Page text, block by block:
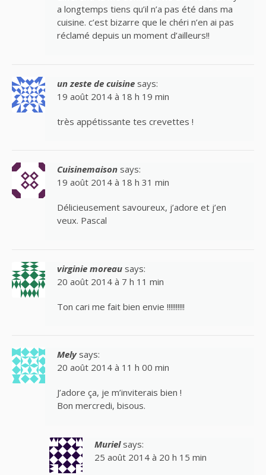
a longtemps tiens qu’il n’a pas été dans ma
cuisine. c’est bizarre que le chéri n’en ai pas
réclamé depuis un moment d’ailleurs!!
un zeste de cuisine says:
19 août 2014 à 18 h 19 min
très appétissante tes crevettes !
Cuisinemaison says:
19 août 2014 à 18 h 31 min
Délicieusement savoureux, j’adore et j’en
veux. Pascal
virginie moreau says:
20 août 2014 à 7 h 11 min
Ton cari me fait bien envie !!!!!!!!!!
Mely says:
20 août 2014 à 11 h 00 min
J’adore ça, je m’inviterais bien !
Bon mercredi, bisous.
Muriel says:
25 août 2014 à 20 h 15 min